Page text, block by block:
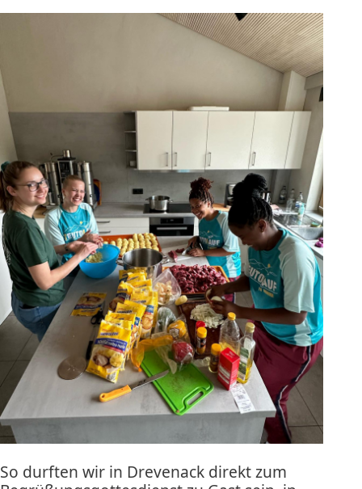
So durften wir in Drevenack direkt zum